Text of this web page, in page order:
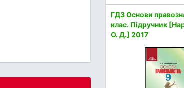
ГДЗ Основи
клас. Підручник
О. Д.] 2017